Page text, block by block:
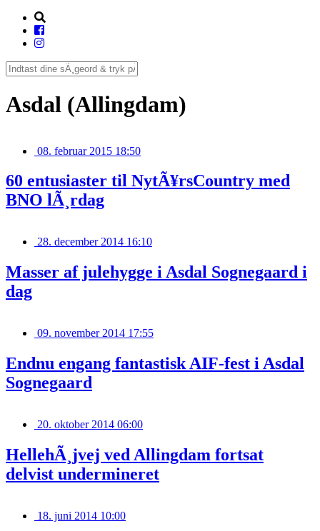
Asdal (Allingdam)
08. februar 2015 18:50
60 entusiaster til NytÃ¥rsCountry med
BNO lÃ¸rdag
28. december 2014 16:10
Masser af julehygge i Asdal Sognegaard i
dag
09. november 2014 17:55
Endnu engang fantastisk AIF-fest i Asdal
Sognegaard
20. oktober 2014 06:00
HellehÃ¸jvej ved Allingdam fortsat
delvist undermineret
18. juni 2014 10:00